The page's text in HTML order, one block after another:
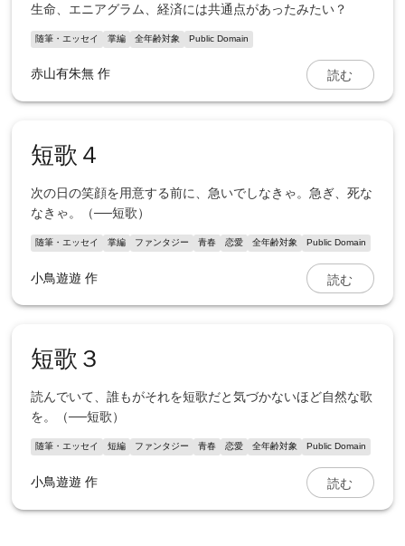
生命、エニアグラム、経済には共通点があったみたい？
随筆・エッセイ 掌編 全年齢対象 Public Domain
赤山有朱無 作 読む
短歌４
次の日の笑顔を用意する前に、急いでしなきゃ。急ぎ、死な
なきゃ。（──短歌）
随筆・エッセイ 掌編 ファンタジー 青春 恋愛 全年齢対象 Public Domain
小鳥遊遊 作 読む
短歌３
読んでいて、誰もがそれを短歌だと気づかないほど自然な歌
を。（──短歌）
随筆・エッセイ 短編 ファンタジー 青春 恋愛 全年齢対象 Public Domain
小鳥遊遊 作 読む